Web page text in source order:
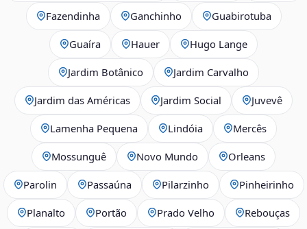
Fazendinha Ganchinho Guabirotuba
Guaíra Hauer Hugo Lange
Jardim Botânico Jardim Carvalho
Jardim das Américas Jardim Social Juvevê
Lamenha Pequena Lindóia Mercês
Mossunguê Novo Mundo Orleans
Parolin Passaúna Pilarzinho Pinheirinho
Planalto Portão Prado Velho Rebouças